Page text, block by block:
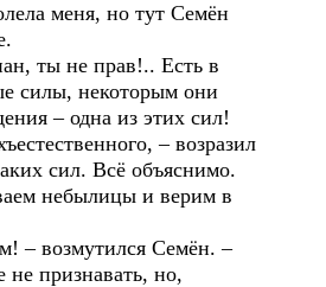
меня, но тут Семён
ты не прав!.. Есть в
силы, некоторым они
– одна из этих сил!
– возразил
сил. Всё объяснимо.
небылицы и верим в
– возмутился Семён. –
признавать, но,